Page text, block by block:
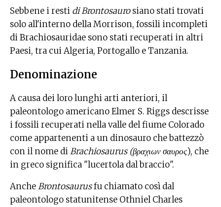
Sebbene i resti di Brontosaurosiano stati trovati
solo all'interno della Morrison, fossili incompleti
di Brachiosauridae sono stati recuperati in altri
Paesi, tra cui Algeria, Portogallo e Tanzania.
Denominazione
A causa dei loro lunghi arti anteriori, il
paleontologo americano Elmer S. Riggs descrisse
i fossili recuperati nella valle del fiume Colorado
come appartenenti a un dinosauro che battezzò
con il nome diBrachiosaurus (βραχιων σαυρος), che
in greco significa "lucertola dal braccio".
AncheBrontosaurusfu chiamato così dal
paleontologo statunitense Othniel Charles